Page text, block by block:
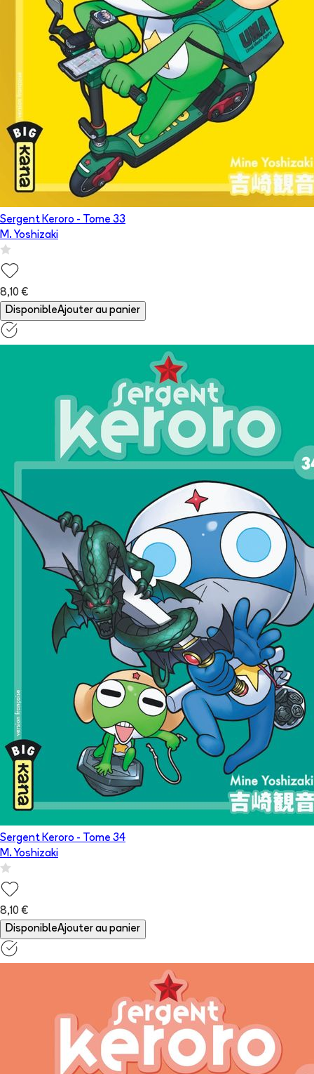
Sergent Keroro - Tome 33
M. Yoshizaki
8,10 €
DisponibleAjouter au panier
Sergent Keroro - Tome 34
M. Yoshizaki
8,10 €
DisponibleAjouter au panier